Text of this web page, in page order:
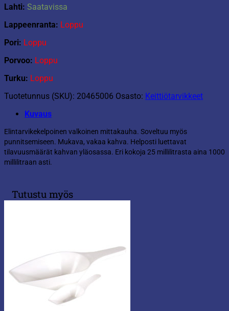
Lahti: Saatavissa
Lappeenranta: Loppu
Pori: Loppu
Porvoo: Loppu
Turku: Loppu
Tuotetunnus (SKU): 20465006 Osasto: Keittiötarvikkeet
Kuvaus
Elintarvikekelpoinen valkoinen mittakauha. Soveltuu myös
punnitsemiseen. Mukava, vakaa kahva. Helposti luettavat
tilavuusmäärät kahvan yläosassa. Eri kokoja 25 millilitrasta aina 1000
millilitraan asti.
Tutustu myös